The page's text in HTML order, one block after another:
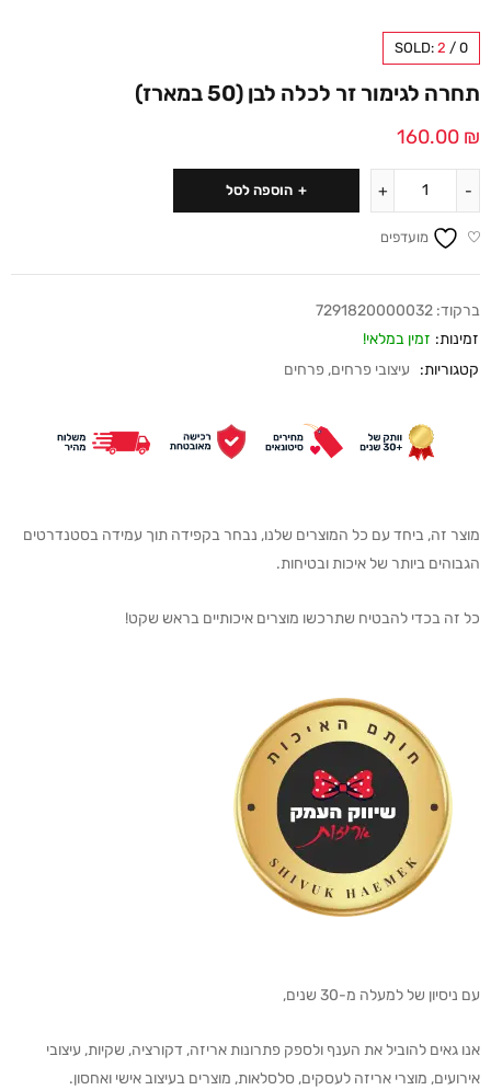
SOLD: 2 / 0
תחרה לגימור זר לכלה לבן (50 במארז)
160.00 ₪
הוספה לסל
מועדפים
ברקוד: 7291820000032
זמינות: זמין במלאי!
קטגוריות:
עיצובי פרחים, פרחים
מוצר זה, ביחד עם כל המוצרים שלנו, נבחר בקפידה תוך עמידה בסטנדרטים
הגבוהים ביותר של איכות ובטיחות.
כל זה בכדי להבטיח שתרכשו מוצרים איכותיים בראש שקט!
עם ניסיון של למעלה מ-30 שנים,
אנו גאים להוביל את הענף ולספק פתרונות אריזה, דקורציה, שקיות, עיצובי
אירועים, מוצרי אריזה לעסקים, סלסלאות, מוצרים בעיצוב אישי ואחסון.